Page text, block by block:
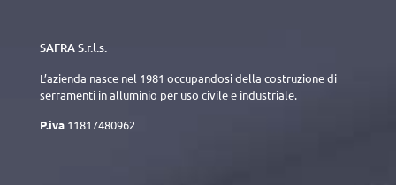
SAFRA S.r.l.s.
L’azienda nasce nel 1981 occupandosi della costruzione di
serramenti in alluminio per uso civile e industriale.
P.iva 11817480962